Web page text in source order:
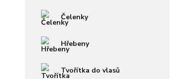
Čelenky
Hřebeny
Tvořítka do vlasů